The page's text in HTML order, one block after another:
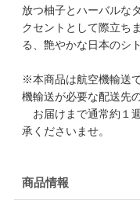
放つ柚子とハーバルな
クセントとして際立ち
る、艶やかな日本のシ
※本商品は航空機輸送
機輸送が必要な配送先
お届けまで通常約１
承くださいませ。
商品情報